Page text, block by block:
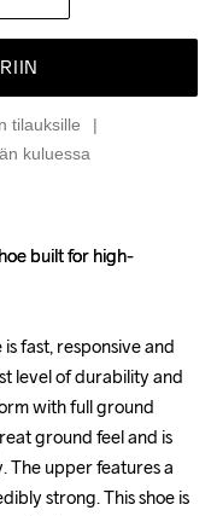
tilauksille
kuluessa
built for high-
fast, responsive and
level of durability and
with full ground
ground feel and is
The upper features a
strong. This shoe is
built for high-
fast, responsive and
level of durability and
with full ground
ground feel and is
The upper features a
strong. This shoe is